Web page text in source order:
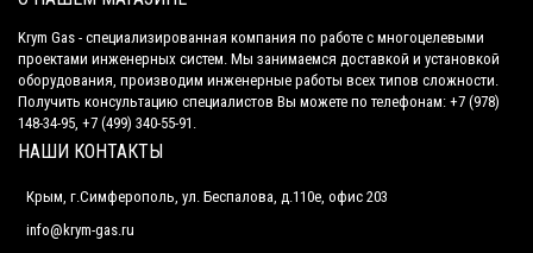
Krym Gas - специализированная компания по работе с многоцелевыми
проектами инженерных систем. Мы занимаемся доставкой и установкой
оборудования, производим инженерные работы всех типов сложности.
Получить консультацию специалистов Вы можете по телефонам: +7 (978)
148-34-95, +7 (499) 340-55-91.
НАШИ КОНТАКТЫ
Крым, г.Симферополь, ул. Беспалова, д.110е, офис 203
info@krym-gas.ru